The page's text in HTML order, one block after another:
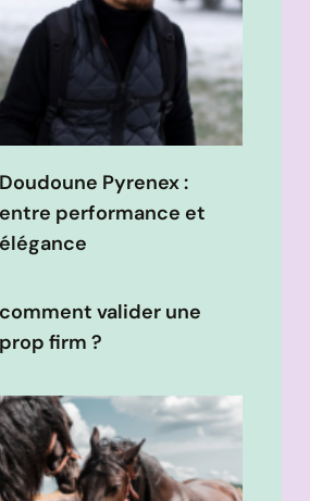
Doudoune Pyrenex :
entre performance et
élégance
comment valider une
prop firm ?